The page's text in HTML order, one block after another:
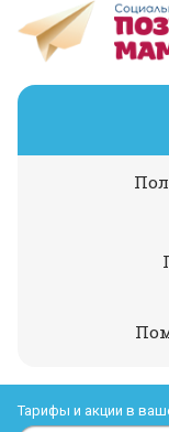
Тарифы и акции в